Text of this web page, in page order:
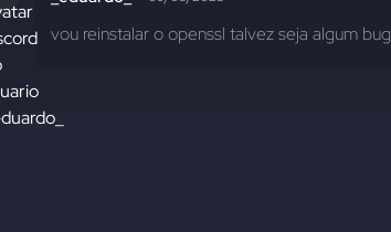
vou reinstalar o openssl talvez seja algum bug